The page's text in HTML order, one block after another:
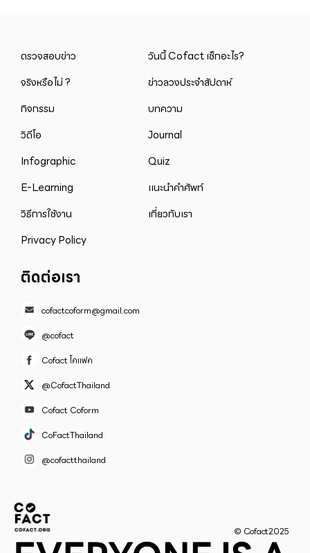
ตรวจสอบข่าว
วันนี้ Cofact เช็กอะไร?
จริงหรือไม่ ?
ข่าวลวงประจำสัปดาห์
กิจกรรม
บทความ
วิดีโอ
Journal
Infographic
Quiz
E-Learning
แนะนำคำศัพท์
วิธีการใช้งาน
เกี่ยวกับเรา
Privacy Policy
ติดต่อเรา
cofactcoform@gmail.com
@cofact
Cofact โคแฟค
@CofactThailand
Cofact Coform
CoFactThailand
@cofactthailand
© Cofact2025